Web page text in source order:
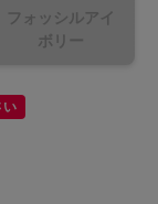
ア
フォッシルアイ
ボリー
い